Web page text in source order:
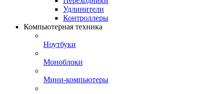
Удлинители
Контроллеры
Компьютерная техника
Ноутбуки
Моноблоки
Мини-компьютеры